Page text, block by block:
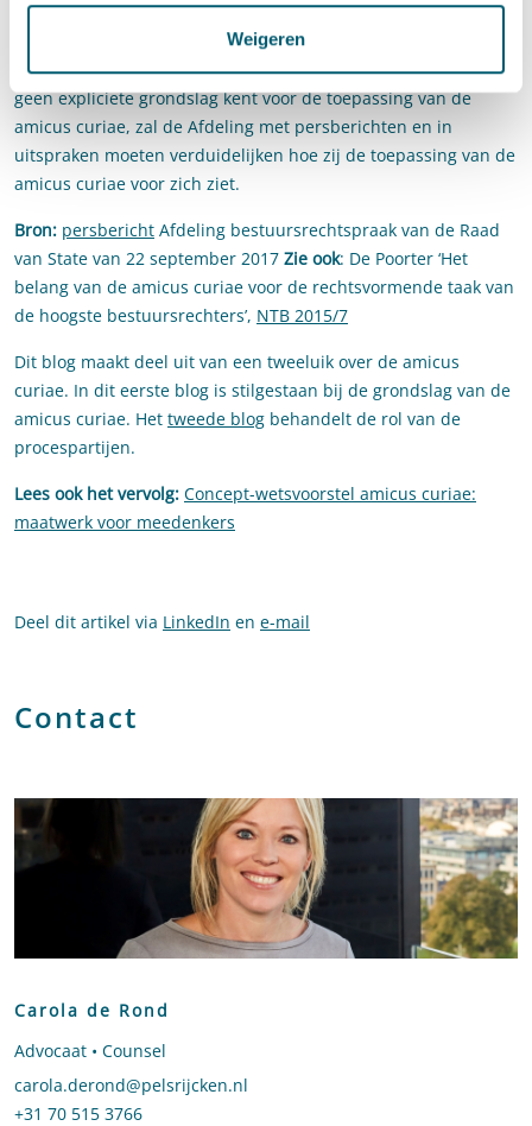
Weigeren
geen bezwaar. Wel komt de vraag op of en zo ja hoe
procespartijen op de inbreng van de amici curiae kunnen
reageren (zie daarover blog II in dit tweeluik). Zolang de Awb
geen expliciete grondslag kent voor de toepassing van de
amicus curiae, zal de Afdeling met persberichten en in
uitspraken moeten verduidelijken hoe zij de toepassing van de
amicus curiae voor zich ziet.
Bron: persbericht Afdeling bestuursrechtspraak van de Raad
van State van 22 september 2017 Zie ook: De Poorter ‘Het
belang van de amicus curiae voor de rechtsvormende taak van
de hoogste bestuursrechters’, NTB 2015/7
Dit blog maakt deel uit van een tweeluik over de amicus
curiae. In dit eerste blog is stilgestaan bij de grondslag van de
amicus curiae. Het tweede blog behandelt de rol van de
procespartijen.
Lees ook het vervolg: Concept-wetsvoorstel amicus curiae:
maatwerk voor meedenkers
Deel dit artikel via LinkedIn en e-mail
Contact
Carola de Rond
Advocaat • Counsel
Stuur een e-mail naar Carola de Rond
carola.derond@pelsrijcken.nl
Bel naar Carola de Rond
+31 70 515 3766